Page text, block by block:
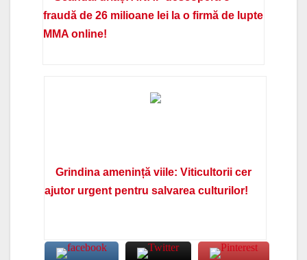
fraudă de 26 milioane lei la o firmă de lupte
MMA online!
Grindina amenință viile: Viticultorii cer
ajutor urgent pentru salvarea culturilor!